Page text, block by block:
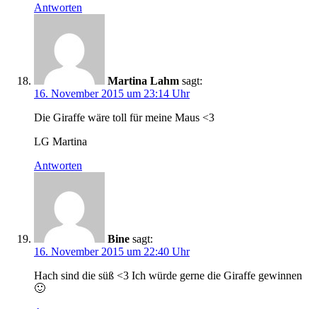
Antworten
Martina Lahm sagt:
16. November 2015 um 23:14 Uhr
Die Giraffe wäre toll für meine Maus <3
LG Martina
Antworten
Bine sagt:
16. November 2015 um 22:40 Uhr
Hach sind die süß <3 Ich würde gerne die Giraffe gewinnen
🙂